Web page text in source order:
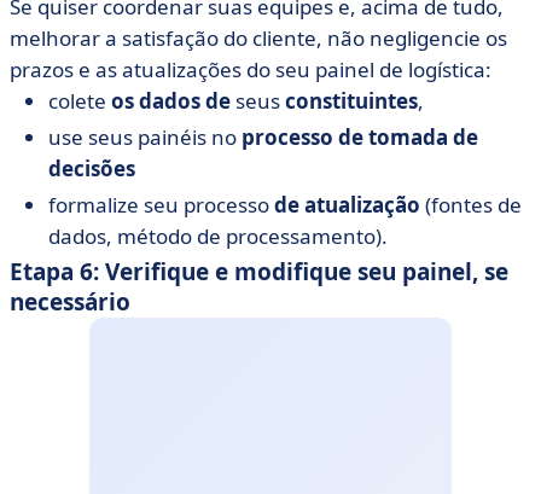
Se quiser coordenar suas equipes e, acima de tudo,
melhorar a satisfação do cliente, não negligencie os
prazos e as atualizações do seu painel de logística:
colete os dados de seusconstituintes,
use seus painéis no processo de tomada de
decisões
formalize seu processode atualização (fontes de
dados, método de processamento).
Etapa 6: Verifique e modifique seu painel, se
necessário